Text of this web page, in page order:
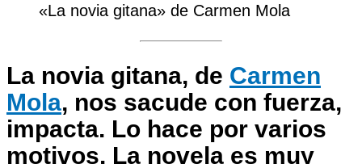
«La novia gitana» de Carmen Mola
La novia gitana, de Carmen
Mola, nos sacude con fuerza,
impacta. Lo hace por varios
motivos. La novela es muy